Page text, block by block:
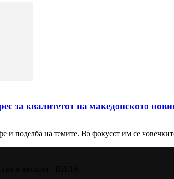
за квалитетот на македонското
и поделба на темите. Во фокусот им се